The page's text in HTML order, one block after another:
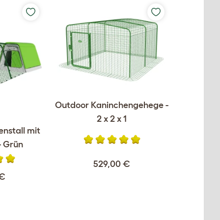
mit
Grün
Outdoor Kaninchengehege -
2 x 2 x 1
529,00 €